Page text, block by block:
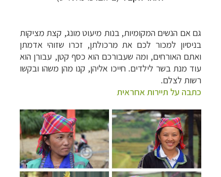
גם אם הנשים המקומיות, בנות מיעוט מונג, קצת מציקות
בניסיון למכור לכם את מרכולתן, זכרו שזוהי אדמתן
ואתם האורחים, ומה שעבורכם הוא כסף קטן, עבורן הוא
עוד מנת בשר לילדים. חייכו אליהן, קנו מהן משהו ובקשו
רשות לצלם.
כתבה על תיירות אחראית